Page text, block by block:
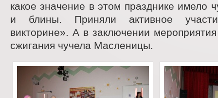
какое значение в этом празднике имело
и блины. Приняли активное
викторине». А в заключении
сжигания чучела Масленицы.